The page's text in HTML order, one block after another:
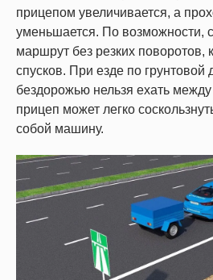
прицепом увеличивается, а
уменьшается. По возможности,
маршрут без резких поворотов,
спусков. При езде по грунтовой
бездорожью нельзя ехать между
прицеп может легко
собой машину.